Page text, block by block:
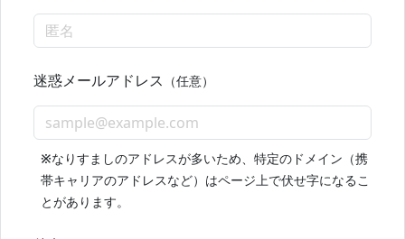
迷惑メールアドレス （任意）
※なりすましのアドレスが多いため、特定のドメイン（携
帯キャリアのアドレスなど）はページ上で伏せ字になるこ
とがあります。